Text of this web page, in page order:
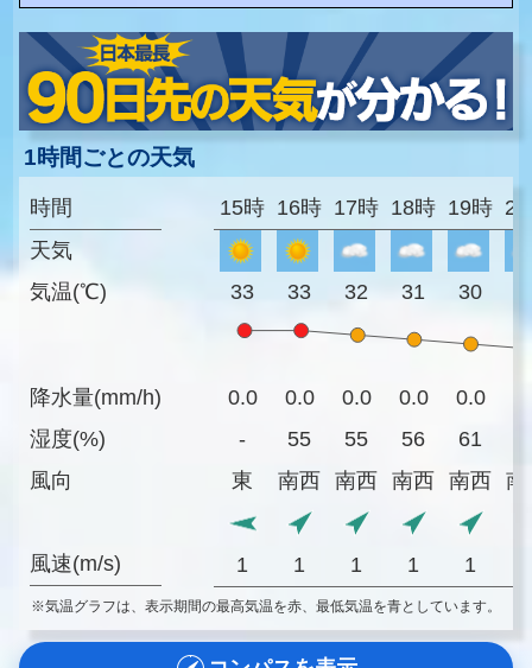
1時間ごとの天気
時間
天気
気温(℃)
降水量(mm/h)
湿度(%)
風向
風速(m/s)
15時 16時 17時 18時 19時
33 33 32 31 30
0.0 0.0 0.0 0.0 0.0
-
55 55 56 61
東
南西 南西 南西 南西 南
1 1 1 1 1
※気温グラフは、表示期間の最高気温を赤、最低気温を青としています。